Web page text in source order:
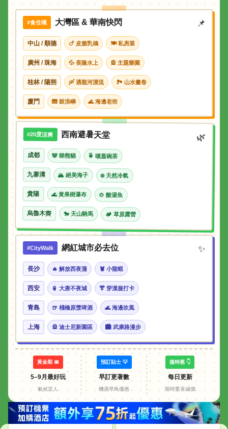
#食住嘆 大灣區 & 華南快閃 📌
中山 / 順德 🍗 皮脆乳鴿 🍽 私房菜
廣州 / 珠海 💦 長隆水上 🎡 主題樂園
桂林 / 陽朔 🛶 遇龍河漂流 🏞 山水畫卷
廈門 🎹 鼓浪嶼 🌊 海邊老街
#20度涼爽 西南避暑天堂 🌿
成都 🐼 睇熊貓 🍵 嘆蓋碗茶
九寨溝 🏔 絕美海子 ❄️ 天然冷氣
貴陽 🌊 黃果樹瀑布 🍲 酸湯魚
烏魯木齊 🐎 天山騎馬 🏕 草原露營
#CityWalk 網紅城市必去位 ✨
長沙 🔥 解放西夜蒲 🦞 小龍蝦
西安 🏮 大唐不夜城 👘 穿漢服打卡
青島 🍺 棧橋原漿啤酒 🌊 海邊吹風
上海 🎡 迪士尼新園區 🏙 武康路漫步
黃金期 📅
5–9月最好玩
氣候宜人
預訂貼士 💡
早訂更著數
機酒早鳥優惠
搵特惠 👇
每日更新
限時驚喜減價